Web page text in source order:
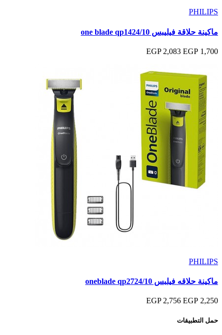
PHILIPS
ماكينة حلاقة فيليبس one blade qp1424/10
1,700 EGP
2,083 EGP
PHILIPS
ماكينة حلاقه فيلبس oneblade qp2724/10
2,250 EGP
2,756 EGP
حمل التطبيقات